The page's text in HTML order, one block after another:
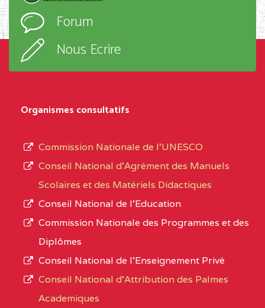
Forum
Nous Ecrire
Organismes consultatifs
Commission Nationale de l’UNESCO
Conseil National d’Agrément des Manuels
Scolaires et des Matériels Didactiques
Conseil National de l’Education
Commission Nationale des Programmes et des
Diplômes
Conseil National de l’Enseignement Privé
Conseil National d'Attribution des Palmes
Academiques